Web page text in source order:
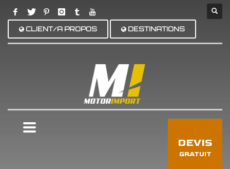
CLIENT/A PROPOS DESTINATIONS
DEVIS
GRATUIT